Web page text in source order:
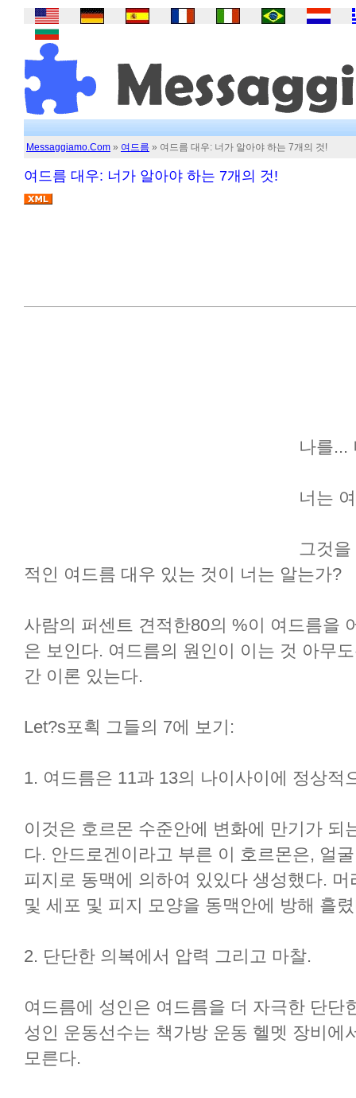
Messaggiamo.Com » 여드름 » 여드름 대우: 너가 알아야 하는 7개의 것!
여드름 대우: 너가 알아야 하는 7개의 것!
나를...
너는
그것
적인 여드름 대우 있는 것이 너는 알는가?
사람의 퍼센트 견적한80의 %이 여드름을
은 보인다. 여드름의 원인이 이는 것 아무
간 이론 있는다.
Let?s포획 그들의 7에 보기:
1. 여드름은 11과 13의 나이사이에 정상적
이것은 호르몬 수준안에 변화에 만기가 되
다. 안드로겐이라고 부른 이 호르몬은, 얼
피지로 동맥에 의하여 있있다 생성했다.
및 세포 및 피지 모양을 동맥안에 방해 흘
2. 단단한 의복에서 압력 그리고 마찰.
여드름에 성인은 여드름을 더 자극한 단단
성인 운동선수는 책가방 운동 헬멧 장비에
모른다.